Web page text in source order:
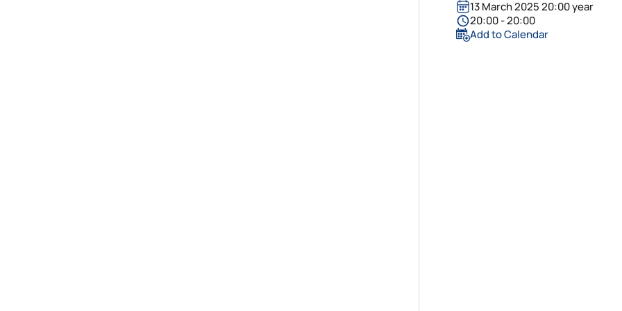
of Veterinary Medic…
13 March 2025 20:00 year
20:00 - 20:00
Add to Calendar